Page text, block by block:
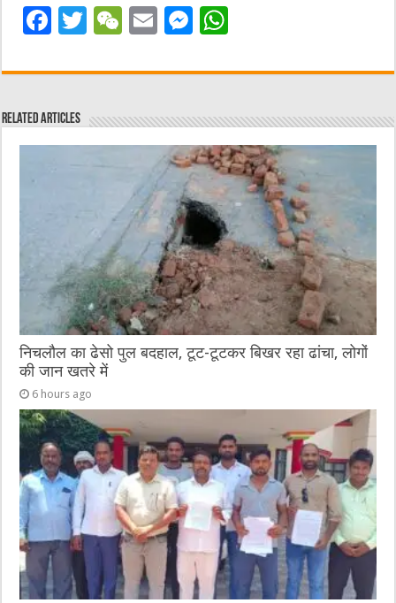
F
c
e
b
T
it
r
W
C
at
E
ai
M
ss
n
g
er
at
A
p
p
Related Articles
निचलौल का ढेसो पुल बदहाल, टूट-टूटकर बिखर रहा ढांचा, लोगों
की जान खतरे में
6 hours ago